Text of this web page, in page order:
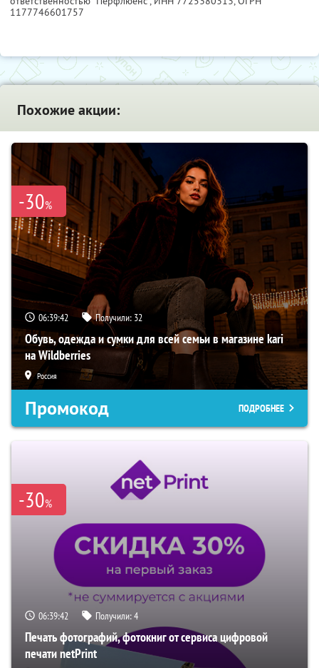
1177746601757
Похожие акции:
-30%
06:39:41 Получили: 32
Обувь, одежда и сумки для всей семьи в магазине kari
на Wildberries
Россия
Промокод ПОДРОБНЕЕ
-30%
06:39:41 Получили:4
Печать фотографий, фотокниг от сервиса цифровой
печати netPrint